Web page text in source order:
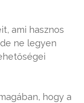
ami hasznos
ne legyen
hogy a